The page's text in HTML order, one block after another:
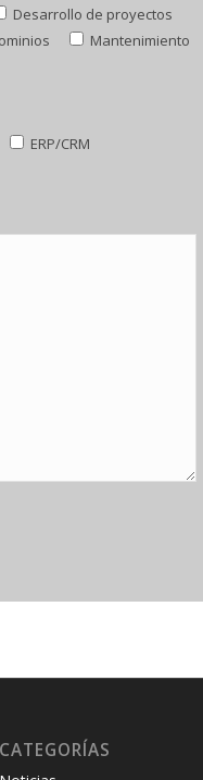
Desarrollo de proyectos
Mantenimiento
ERP/CRM
CATEGORÍAS